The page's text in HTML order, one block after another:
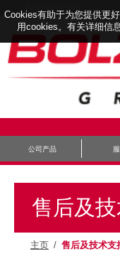
Cookies有助于为您提供更
用cookies。有关详细信
公司产品
售后及
主页 / 售后及技术支